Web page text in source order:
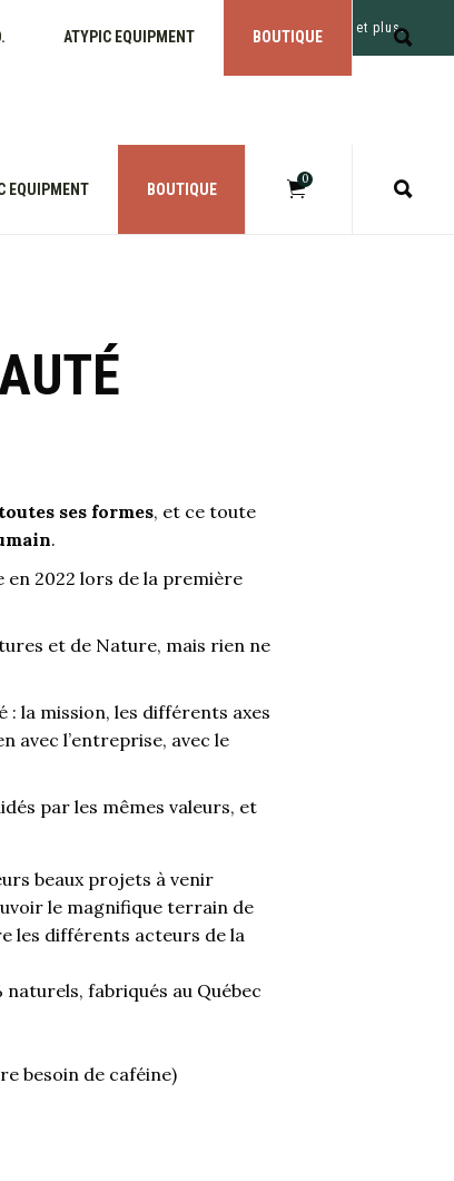
Livraison gratuite. Commande de 165$ et plus.
EQUIPMENT BOUTIQUE
0
ATYPIC EQUIPMENT BOUTIQUE
ses formes, et ce toute
.
en 2022 lors de la première
et de Nature, mais rien ne
: la mission, les différents axes
avec l’entreprise, avec le
par les mêmes valeurs, et
beaux projets à venir
le magnifique terrain de
les différents acteurs de la
fabriqués au Québec
besoin de caféine)